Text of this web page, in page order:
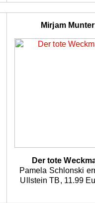
Mirjam
Der tote
Pamela Schlonski
Ullstein TB, 11.99